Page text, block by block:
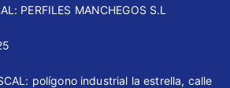
PERFILES MANCHEGOS S.L
polígono industrial la estrella, calle